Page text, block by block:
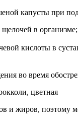
капусты при
в организме;
кислоты в
во время
жиров, поэтому